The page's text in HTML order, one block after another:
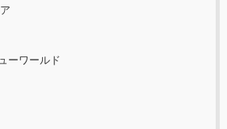
ーワールド